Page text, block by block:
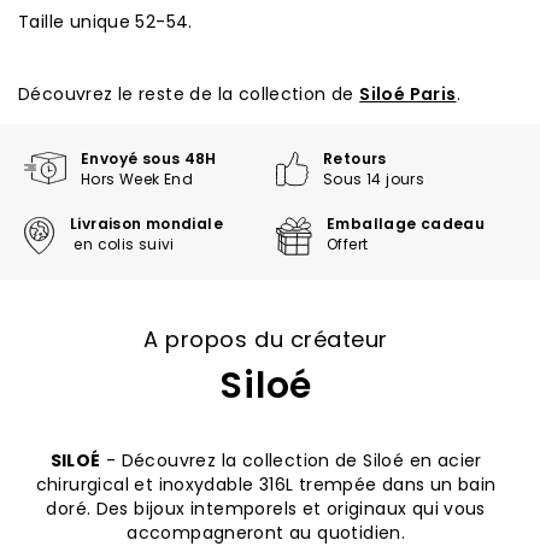
Taille unique 52-54.
Découvrez le reste de la collection de Siloé Paris.
Envoyé sous 48H
Hors Week End
Retours
Sous 14 jours
Livraison mondiale
en colis suivi
Emballage cadeau
Offert
A propos du créateur
Siloé
SILOÉ - Découvrez la collection de Siloé en acier
chirurgical et inoxydable 316L trempée dans un bain
doré. Des bijoux intemporels et originaux qui vous
accompagneront au quotidien.